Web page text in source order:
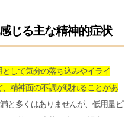
じる主な精神的症状
して気分の落ち込みやイライ
精神面の不調が現れることがあ
と多くはありませんが、低用量ピ